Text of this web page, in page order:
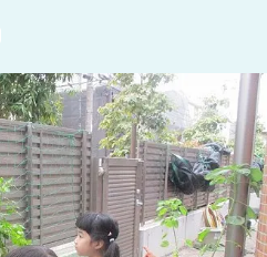
都道府県